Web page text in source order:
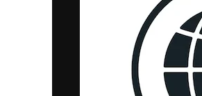
Copyright © 2010-